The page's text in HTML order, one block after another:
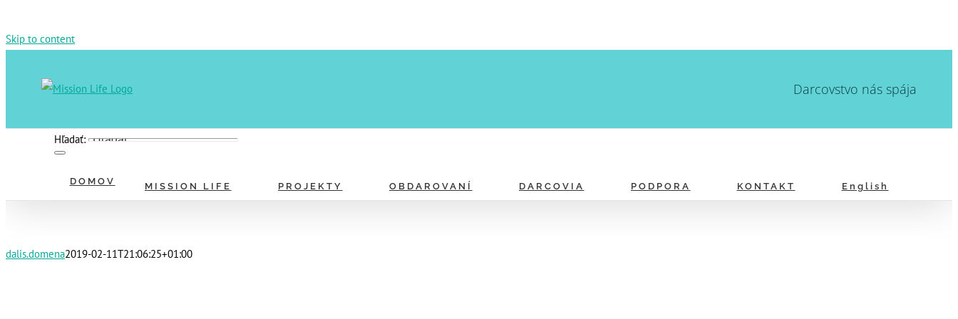
Skip to content
Darcovstvo nás spája
Hľadať:
DOMOV MISSION LIFE PROJEKTY OBDAROVANÍ DARCOVIA PODPORA KONTAKT English
dalis.domena2019-02-11T21:06:25+01:00